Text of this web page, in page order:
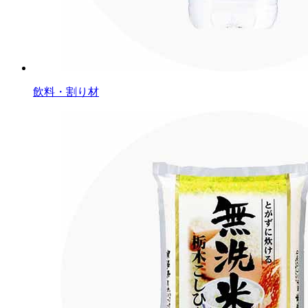
飲料・割り材